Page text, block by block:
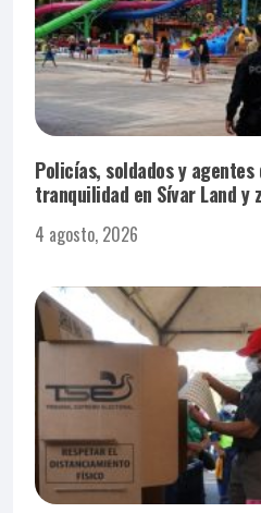
Policías, soldados y
tranquilidad en Sívar Land y
4 agosto, 2026